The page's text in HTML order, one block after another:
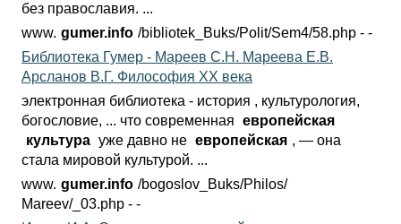
без православия. ...
www. gumer.info /bibliotek_Buks/Polit/Sem4/58.php - -
Библиотека Гумер - Мареев С.Н. Мареева Е.В.
Арсланов В.Г. Философия ХХ века
электронная библиотека - история , культурология,
богословие, ... что современная европейская
культура уже давно не европейская , — она
стала мировой культурой. ...
www. gumer.info /bogoslov_Buks/Philos/
Mareev/_03.php - -